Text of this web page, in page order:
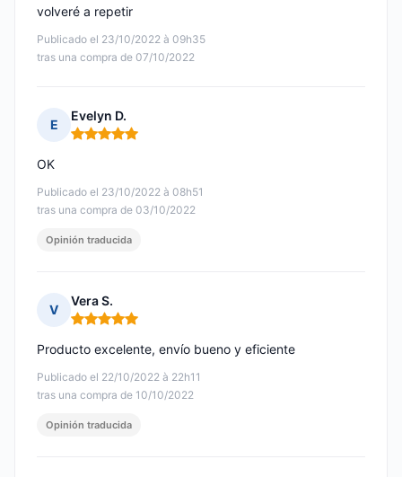
Publicado el 23/10/2022 à 09h35
tras una compra de 07/10/2022
volveré a repetir
E
Evelyn D.
Nota: 5 de 5
Publicado el 23/10/2022 à 08h51
tras una compra de 03/10/2022
OK
Opinión traducida
V
Vera S.
Nota: 5 de 5
Publicado el 22/10/2022 à 22h11
tras una compra de 10/10/2022
Producto excelente, envío bueno y eficiente
Opinión traducida